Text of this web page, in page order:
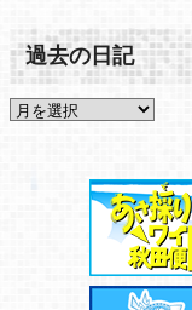
過去の日記